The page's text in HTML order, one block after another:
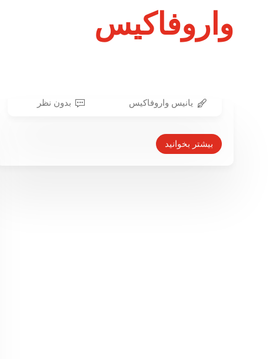
واروفاکیس
یانیس واروفاکیس بدون نظر
بیشتر بخوانید